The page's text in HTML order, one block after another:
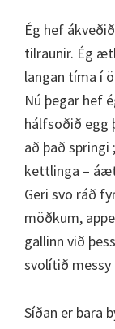
Ég hef
tilraunir. Ég
langan tíma í
Nú þegar hef
hálfsoðið egg
að það
kettlinga –
Geri svo ráð
möðkum,
gallinn við
svolítið
Síðan er bara